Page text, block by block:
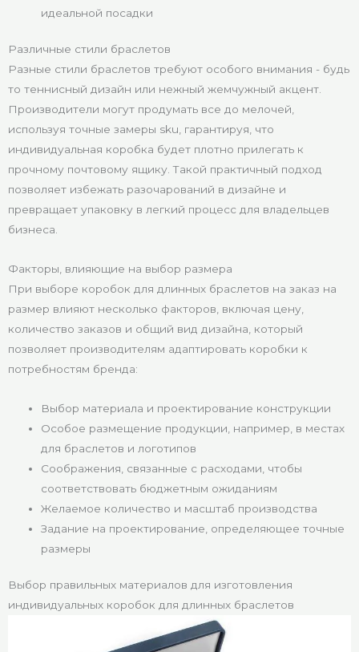
идеальной посадки
Различные стили браслетов
Разные стили браслетов требуют особого внимания - будь
то теннисный дизайн или нежный жемчужный акцент.
Производители могут продумать все до мелочей,
используя точные замеры sku, гарантируя, что
индивидуальная коробка будет плотно прилегать к
прочному почтовому ящику. Такой практичный подход
позволяет избежать разочарований в дизайне и
превращает упаковку в легкий процесс для владельцев
бизнеса.
Факторы, влияющие на выбор размера
При выборе коробок для длинных браслетов на заказ на
размер влияют несколько факторов, включая цену,
количество заказов и общий вид дизайна, который
позволяет производителям адаптировать коробки к
потребностям бренда:
Выбор материала и проектирование конструкции
Особое размещение продукции, например, в местах
для браслетов и логотипов
Соображения, связанные с расходами, чтобы
соответствовать бюджетным ожиданиям
Желаемое количество и масштаб производства
Задание на проектирование, определяющее точные
размеры
Выбор правильных материалов для изготовления
индивидуальных коробок для длинных браслетов